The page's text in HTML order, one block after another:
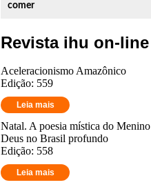
comer
Revista ihu on-line
Aceleracionismo Amazônico
Edição: 559
Leia mais
Natal. A poesia mística do Menino
Deus no Brasil profundo
Edição: 558
Leia mais